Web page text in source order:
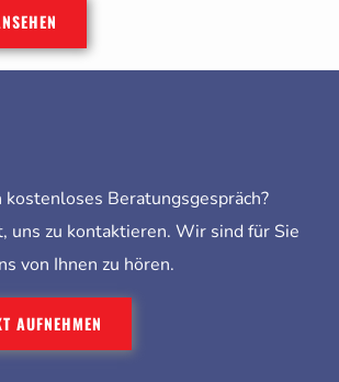
kostenloses Beratungsgespräch?
uns zu kontaktieren. Wir sind für Sie
von Ihnen zu hören.
AUFNEHMEN